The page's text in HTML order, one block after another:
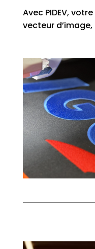
Avec PIDEV,
vecteur